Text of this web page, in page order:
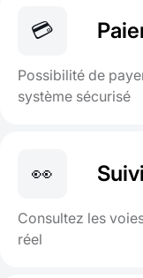
💳
Possibilité de
système sécurisé
👀
Consultez les
réel